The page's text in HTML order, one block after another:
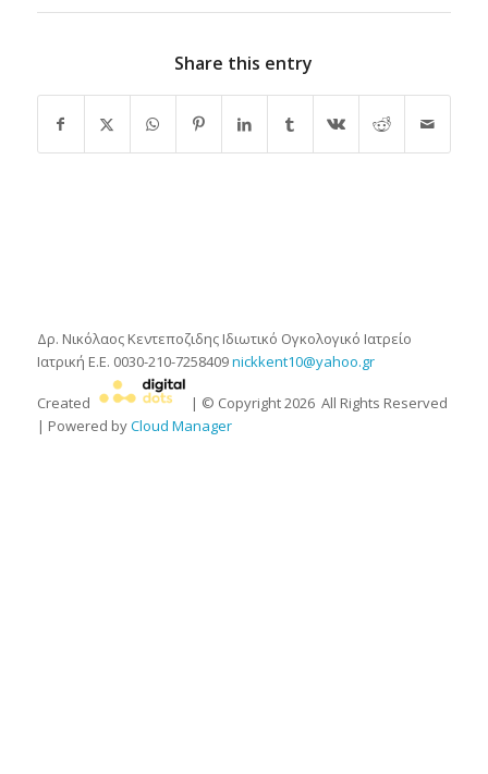
Share this entry
Δρ. Νικόλαος Κεντεποζιδης Ιδιωτικό Ογκολογικό Ιατρείο
Ιατρική Ε.Ε. 0030-210-7258409nickkent10@yahoo.gr
Created | © Copyright2026All Rights Reserved
| Powered byCloud Manager